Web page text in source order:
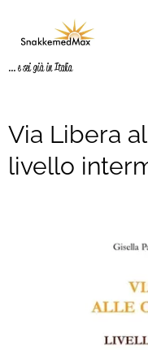
... e sei già in Italia
Via Libera
livello